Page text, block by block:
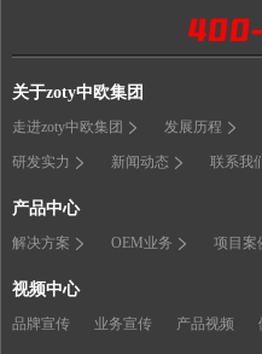
关于zoty中欧集团
走进zoty中欧集团 发展历程
研发实力 新闻动态 联系我
产品中心
解决方案 OEM业务 项目案
视频中心
品牌宣传 业务宣传 产品视频